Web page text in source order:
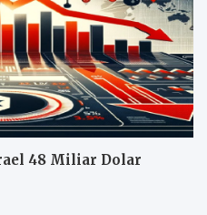
48 Miliar Dolar